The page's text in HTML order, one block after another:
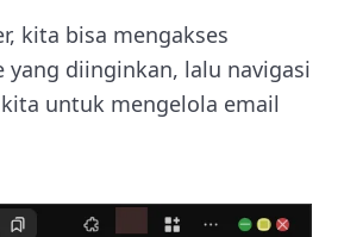
kita bisa mengakses
yang diinginkan, lalu navigasi
untuk mengelola email